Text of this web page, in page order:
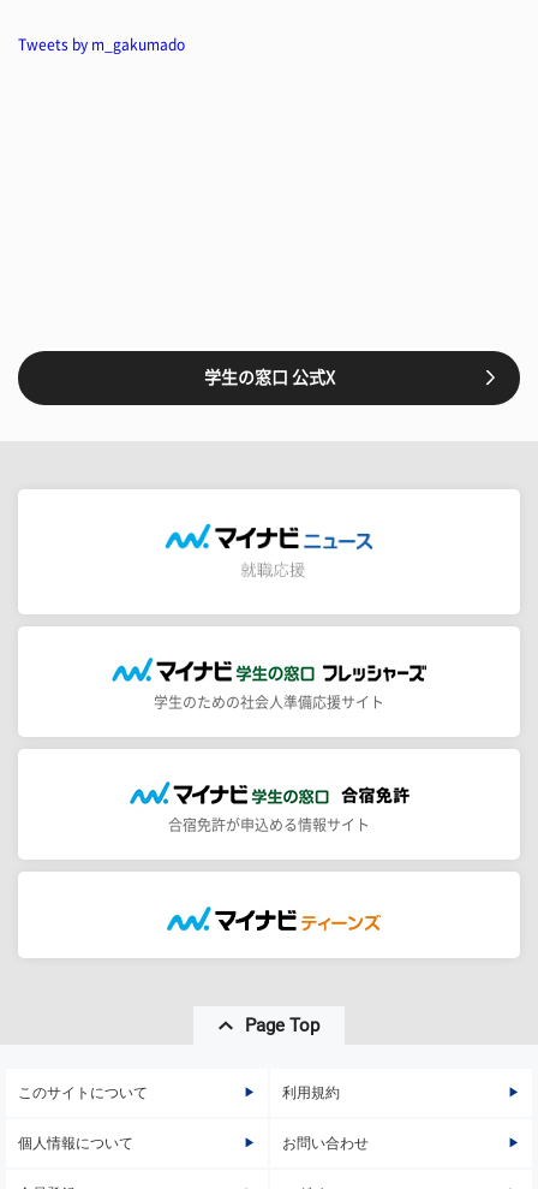
Tweets by m_gakumado
学生の窓口 公式X
学生のための社会人準備応援サイト
合宿免許が申込める情報サイト
Page Top
このサイトについて 利用規約
個人情報について お問い合わせ